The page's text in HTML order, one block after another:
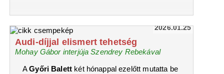
2026.01.25
Audi-díjjal elismert tehetség
Mohay Gábor interjúja Szendrey Rebekával
AGyőri Balett két hónappal ezelőtt mutatta be